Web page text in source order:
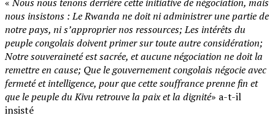
nous insistons : Le Rwanda ne doit ni administrer une partie de
notre pays, ni s’approprier nos ressources; Les intérêts du
peuple congolais doivent primer sur toute autre considération;
Notre souveraineté est sacrée, et aucune négociation ne doit la
remettre en cause; Que le gouvernement congolais négocie avec
fermeté et intelligence, pour que cette souffrance prenne fin et
que le peuple du Kivu retrouve la paix et la dignité» a-t-il
insisté